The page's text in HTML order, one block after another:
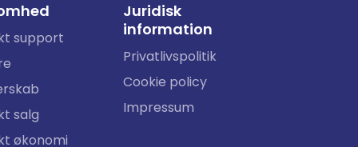
support
salg
økonomi
Juridisk
information
Privatlivspolitik
Cookie policy
Impressum